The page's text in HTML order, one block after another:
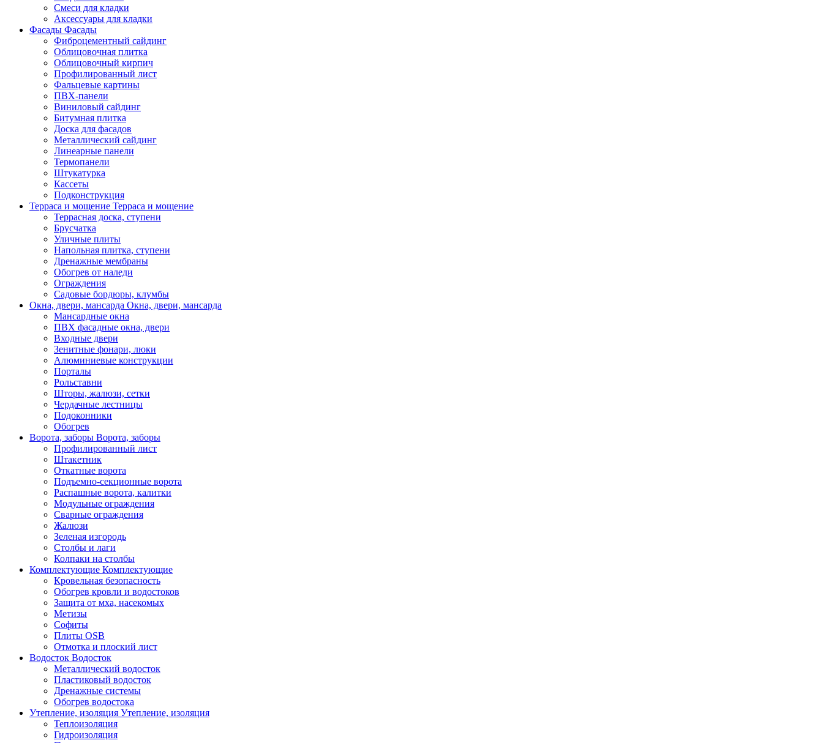
Смеси для кладки
Аксессуары для кладки
Фасады Фасады
Фиброцементный сайдинг
Облицовочная плитка
Облицовочный кирпич
Профилированный лист
Фальцевые картины
ПВХ-панели
Виниловый сайдинг
Битумная плитка
Доска для фасадов
Металлический сайдинг
Линеарные панели
Термопанели
Штукатурка
Кассеты
Подконструкция
Терраса и мощение Терраса и мощение
Террасная доска, ступени
Брусчатка
Уличные плиты
Напольная плитка, ступени
Дренажные мембраны
Обогрев от наледи
Ограждения
Садовые бордюры, клумбы
Окна, двери, мансарда Окна, двери, мансарда
Мансардные окна
ПВХ фасадные окна, двери
Входные двери
Зенитные фонари, люки
Алюминиевые конструкции
Порталы
Рольставни
Шторы, жалюзи, сетки
Чердачные лестницы
Подоконники
Обогрев
Ворота, заборы Ворота, заборы
Профилированный лист
Штакетник
Откатные ворота
Подъемно-секционные ворота
Распашные ворота, калитки
Модульные ограждения
Сварные ограждения
Жалюзи
Зеленая изгородь
Столбы и лаги
Колпаки на столбы
Комплектующие Комплектующие
Кровельная безопасность
Обогрев кровли и водостоков
Защита от мха, насекомых
Метизы
Софиты
Плиты OSB
Отмотка и плоский лист
Водосток Водосток
Металлический водосток
Пластиковый водосток
Дренажные системы
Обогрев водостока
Утепление, изоляция Утепление, изоляция
Теплоизоляция
Гидроизоляция